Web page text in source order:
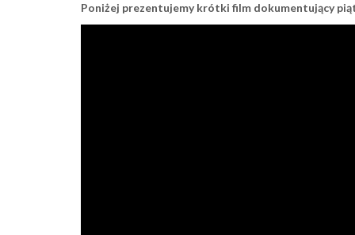
Poniżej prezentujemy krótki film dokumentujący